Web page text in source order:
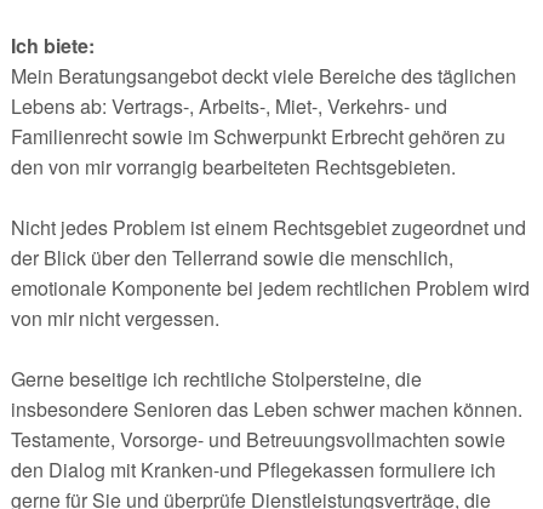
Ich biete:
Mein Beratungsangebot deckt viele Bereiche des täglichen
Lebens ab: Vertrags-, Arbeits-, Miet-, Verkehrs- und
Familienrecht sowie im Schwerpunkt Erbrecht gehören zu
den von mir vorrangig bearbeiteten Rechtsgebieten.
Nicht jedes Problem ist einem Rechtsgebiet zugeordnet und
der Blick über den Tellerrand sowie die menschlich,
emotionale Komponente bei jedem rechtlichen Problem wird
von mir nicht vergessen.
Gerne beseitige ich rechtliche Stolpersteine, die
insbesondere Senioren das Leben schwer machen können.
Testamente, Vorsorge- und Betreuungsvollmachten sowie
den Dialog mit Kranken-und Pflegekassen formuliere ich
gerne für Sie und überprüfe Dienstleistungsverträge, die